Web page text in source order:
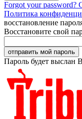
Forgot your password?
Политика
восстановление
Восстановите свой
Пароль будет выслан